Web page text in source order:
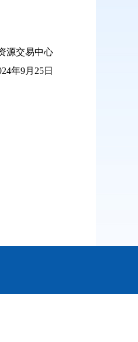
源交易中心
年9月25日